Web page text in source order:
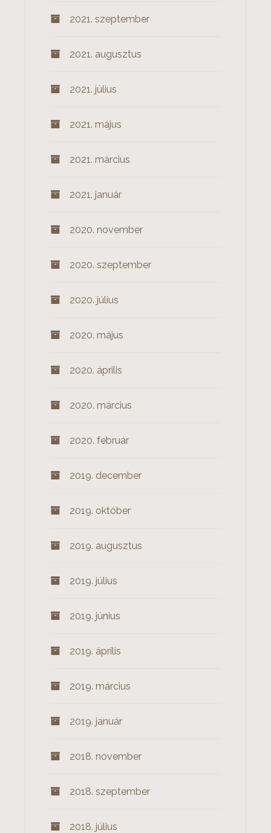
2021. szeptember
2021. augusztus
2021. július
2021. május
2021. március
2021. január
2020. november
2020. szeptember
2020. július
2020. május
2020. április
2020. március
2020. február
2019. december
2019. október
2019. augusztus
2019. július
2019. június
2019. április
2019. március
2019. január
2018. november
2018. szeptember
2018. július